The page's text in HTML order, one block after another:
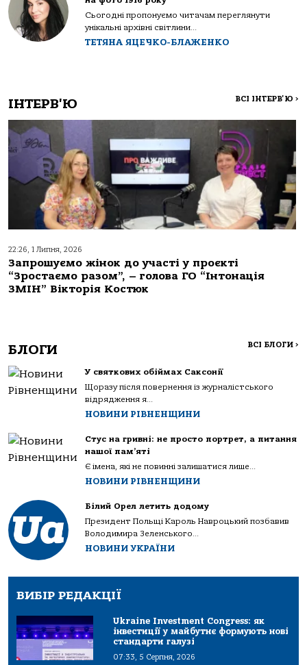
Сьогодні пропонуємо читачам переглянути
унікальні архівні світлини...
ТЕТЯНА ЯЦЕЧКО-БЛАЖЕНКО
ІНТЕРВ'Ю ВСІ ІНТЕРВ'Ю >
22:26, 1 Липня, 2026
Запрошуємо жінок до участі у проєкті
“Зростаємо разом”, – голова ГО “Інтонація
ЗМІН” Вікторія Костюк
БЛОГИ ВСІ БЛОГИ >
У святкових обіймах Саксонії
Щоразу після повернення із журналістського
відрядження я...
НОВИНИ РІВНЕНЩИНИ
Стус на гривні: не просто портрет, а питання
нашої пам’яті
Є імена, які не повинні залишатися лише...
НОВИНИ РІВНЕНЩИНИ
Білий Орел летить додому
Президент Польщі Кароль Навроцький позбавив
Володимира Зеленського...
НОВИНИ УКРАЇНИ
ВИБІР РЕДАКЦІЇ
Ukraine Investment Congress: як
інвестиції у майбутнє формують нові
стандарти галузі
07:33, 5 Серпня, 2026